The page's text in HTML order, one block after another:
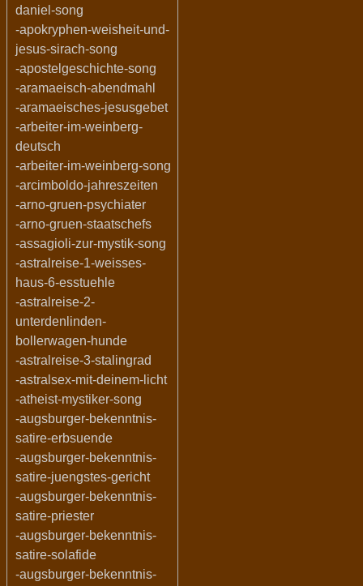
daniel-song
-apokryphen-weisheit-und-
jesus-sirach-song
-apostelgeschichte-song
-aramaeisch-abendmahl
-aramaeisches-jesusgebet
-arbeiter-im-weinberg-
deutsch
-arbeiter-im-weinberg-song
-arcimboldo-jahreszeiten
-arno-gruen-psychiater
-arno-gruen-staatschefs
-assagioli-zur-mystik-song
-astralreise-1-weisses-
haus-6-esstuehle
-astralreise-2-
unterdenlinden-
bollerwagen-hunde
-astralreise-3-stalingrad
-astralsex-mit-deinem-licht
-atheist-mystiker-song
-augsburger-bekenntnis-
satire-erbsuende
-augsburger-bekenntnis-
satire-juengstes-gericht
-augsburger-bekenntnis-
satire-priester
-augsburger-bekenntnis-
satire-solafide
-augsburger-bekenntnis-